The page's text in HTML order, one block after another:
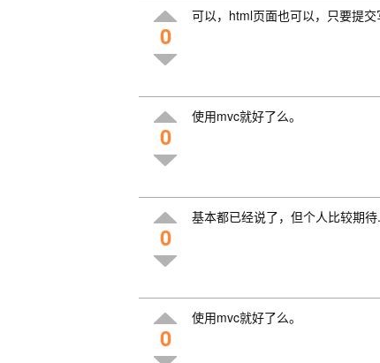
0
可以，html页面也可以，只要提
0
使用mvc就好了么。
0
基本都已经说了，但个人比较期
0
使用mvc就好了么。